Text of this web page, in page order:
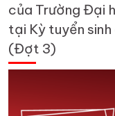
của Trường Đại
tại Kỳ tuyển
(Đợt 3)